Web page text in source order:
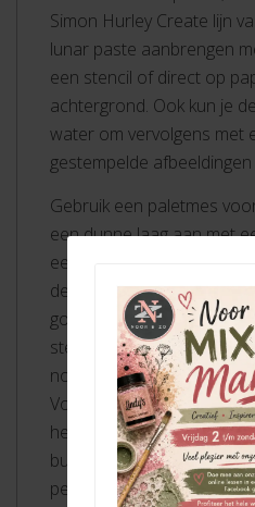
Simon Hurley Create lijn
lunar paste aanbrengen
een stencil of direct op
achtergrond. Ook kun je
water om vervolgens met
gestempelde
Gebruik een paletmes
een dunne laag aan met
een metallic verf
de lunar paste is mogelijk.
goed zichtbaar op zowel
stempels en stencils maak
nog nat is – eenvoudig
Voor het drogen van de
heat tool gebruiken
bubbelen. Zodra het
permanent resultaat dat